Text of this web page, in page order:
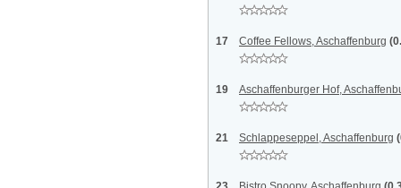
17 Coffee Fellows, Aschaffenburg
19 Aschaffenburger Hof,
21 Schlappeseppel, Aschaffenburg